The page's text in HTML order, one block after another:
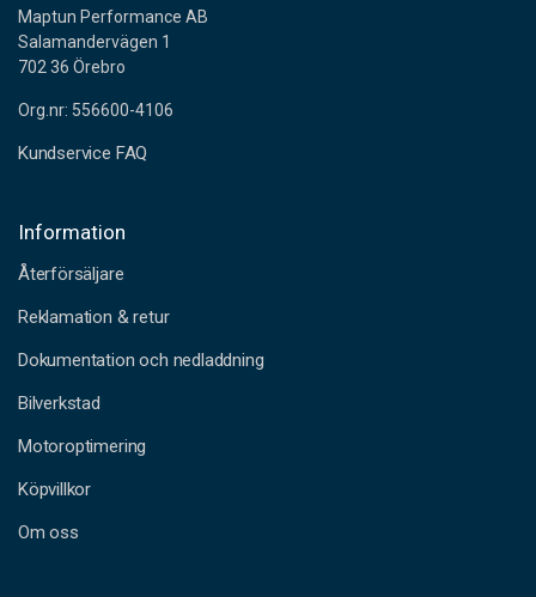
Maptun Performance AB
Salamandervägen 1
702 36 Örebro
Org.nr: 556600-4106
Kundservice FAQ
Information
Återförsäljare
Reklamation & retur
Dokumentation och nedladdning
Bilverkstad
Motoroptimering
Köpvillkor
Om oss